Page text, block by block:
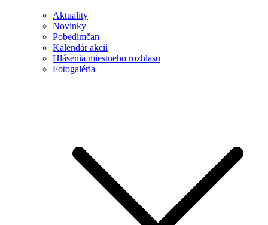
Aktuality
Novinky
Pobedimčan
Kalendár akcií
Hlásenia miestneho rozhlasu
Fotogaléria